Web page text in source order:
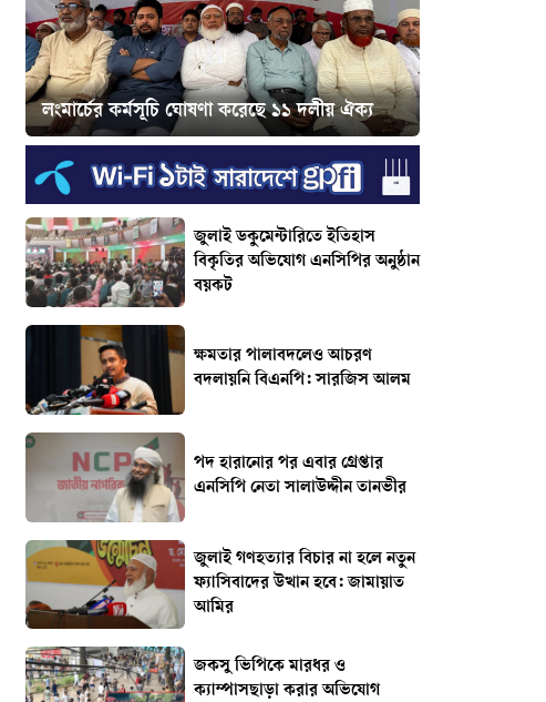
লংমার্চের কর্মসূচি ঘোষণা করেছে ১১ দলীয় ঐক্য
জুলাই ডকুমেন্টারিতে ইতিহাস
বিকৃতির অভিযোগ এনসিপির অনুষ্ঠান
বয়কট
ক্ষমতার পালাবদলেও আচরণ
বদলায়নি বিএনপি: সারজিস আলম
পদ হারানোর পর এবার গ্রেপ্তার
এনসিপি নেতা সালাউদ্দীন তানভীর
জুলাই গণহত্যার বিচার না হলে নতুন
ফ্যাসিবাদের উত্থান হবে: জামায়াত
আমির
জকসু ভিপিকে মারধর ও
ক্যাম্পাসছাড়া করার অভিযোগ